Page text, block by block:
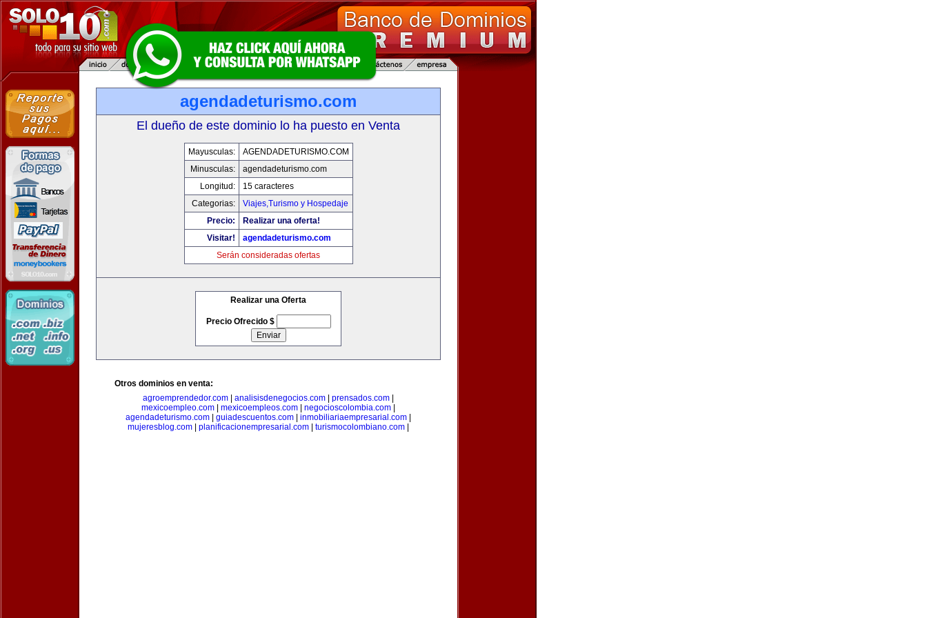
agendadeturismo.com
El dueño de este dominio lo ha puesto en Venta
Mayusculas:
AGENDADETURISMO.COM
Minusculas:
agendadeturismo.com
Longitud:
15 caracteres
Categorias:
Viajes,Turismo y Hospedaje
Precio:
Realizar una oferta!
Visitar!
agendadeturismo.com
Serán consideradas ofertas
Realizar una Oferta
Precio Ofrecido $
Otros dominios en venta:
agroemprendedor.com
analisisdenegocios.com prensados.com
mexicoempleo.com
mexicoempleos.com negocioscolombia.com
agendadeturismo.com
guiadescuentos.com inmobiliariaempresarial.com
mujeresblog.com
planificacionempresarial.com turismocolombiano.com